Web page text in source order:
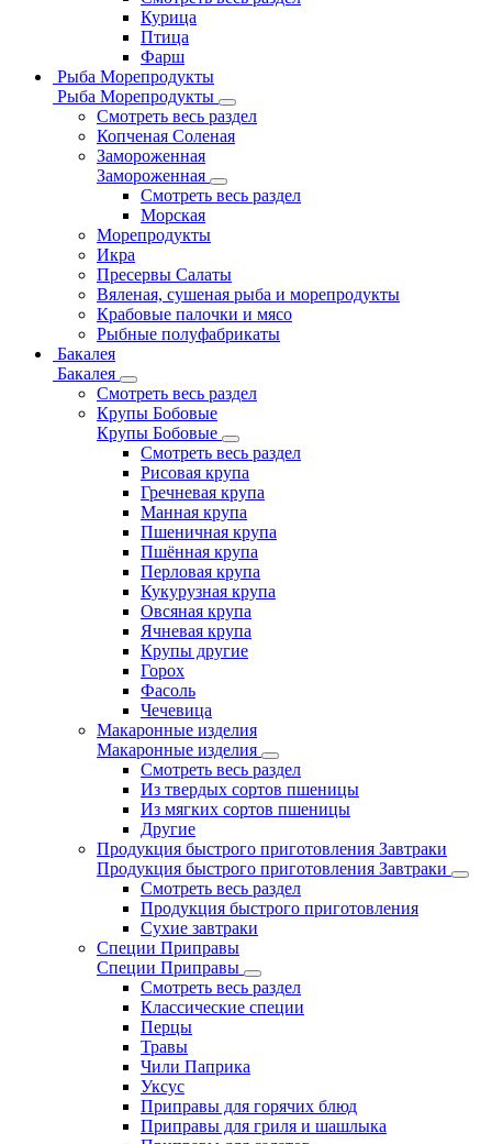
Курица
Птица
Фарш
Рыба Морепродукты
Рыба Морепродукты
Смотреть весь раздел
Копченая Соленая
Замороженная
Замороженная
Смотреть весь раздел
Морская
Морепродукты
Икра
Пресервы Салаты
Вяленая, сушеная рыба и морепродукты
Крабовые палочки и мясо
Рыбные полуфабрикаты
Бакалея
Бакалея
Смотреть весь раздел
Крупы Бобовые
Крупы Бобовые
Смотреть весь раздел
Рисовая крупа
Гречневая крупа
Манная крупа
Пшеничная крупа
Пшённая крупа
Перловая крупа
Кукурузная крупа
Овсяная крупа
Ячневая крупа
Крупы другие
Горох
Фасоль
Чечевица
Макаронные изделия
Макаронные изделия
Смотреть весь раздел
Из твердых сортов пшеницы
Из мягких сортов пшеницы
Другие
Продукция быстрого приготовления Завтраки
Продукция быстрого приготовления Завтраки
Смотреть весь раздел
Продукция быстрого приготовления
Сухие завтраки
Специи Приправы
Специи Приправы
Смотреть весь раздел
Классические специи
Перцы
Травы
Чили Паприка
Уксус
Приправы для горячих блюд
Приправы для гриля и шашлыка